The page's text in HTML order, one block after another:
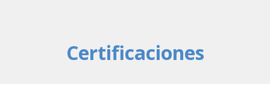
Certificaciones